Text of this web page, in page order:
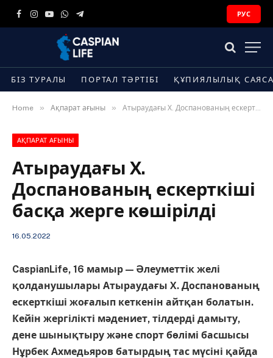
Facebook
Instagram
YouTube
WhatsApp
Telegram
РУС
БІЗ ТУРАЛЫ ПОРТАЛ ТӘРТІБІ ҚҰПИЯЛЫЛЫҚ
Home » Ақпарат ағыны » Атыраудағы Х. Доспанованың ескерткіші басқа жерге көшірілді
АҚПАРАТ АҒЫНЫ
Атыраудағы Х.
Доспанованың ескерткіші
басқа жерге көшірілді
16.05.2022
CaspianLife, 16 мамыр — Әлеуметтік желі
қолданушылары Атыраудағы Х. Доспанованың
ескерткіші жоғалып кеткенін айтқан болатын.
Кейін жергілікті мәдениет, тілдерді дамыту,
дене шынықтыру және спорт бөлімі басшысы
Нұрбек Ахмедьяров батырдың тас мүсіні қайда